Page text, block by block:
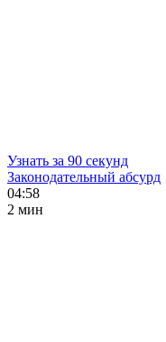
Узнать за 90 секунд
Законодательный абсурд
04:58
2 мин